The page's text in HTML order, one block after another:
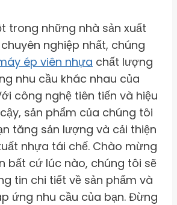
trong những nhà sản xuất
nghiệp nhất, chúng
ép viên nhựa chất lượng
nhu cầu khác nhau của
công nghệ tiên tiến và hiệu
sản phẩm của chúng tôi
tăng sản lượng và cải thiện
nhựa tái chế. Chào mừng
bất cứ lúc nào, chúng tôi sẽ
tin chi tiết về sản phẩm và
ứng nhu cầu của bạn. Đừng